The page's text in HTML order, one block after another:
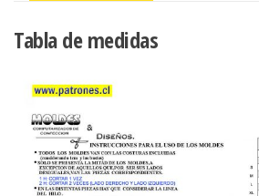
cantidad
Tabla de medidas